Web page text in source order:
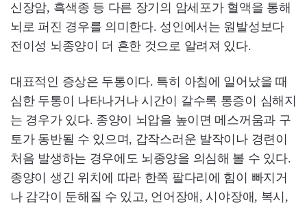
신장암, 흑색종 등 다른 장기의 암세포가 혈액을 통해
뇌로 퍼진 경우를 의미한다. 성인에서는 원발성보다
전이성 뇌종양이 더 흔한 것으로 알려져 있다.
대표적인 증상은 두통이다. 특히 아침에 일어났을 때
심한 두통이 나타나거나 시간이 갈수록 통증이 심해지
는 경우가 있다. 종양이 뇌압을 높이면 메스꺼움과 구
토가 동반될 수 있으며, 갑작스러운 발작이나 경련이
처음 발생하는 경우에도 뇌종양을 의심해 볼 수 있다.
종양이 생긴 위치에 따라 한쪽 팔다리에 힘이 빠지거
나 감각이 둔해질 수 있고, 언어장애, 시야장애, 복시,